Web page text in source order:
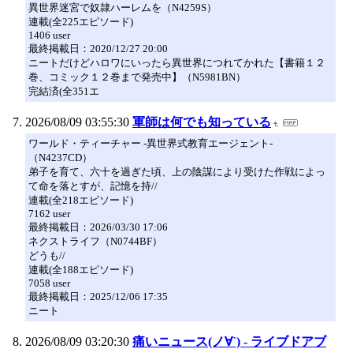
異世界迷宮で奴隷ハーレムを（N4259S）
連載(全225エピソード)
1406 user
最終掲載日：2020/12/27 20:00
ニートだけどハロワにいったら異世界につれてかれた【書籍１２
巻、コミック１２巻まで発売中】（N5981BN）
完結済(全351エ
2026/08/09 03:55:30 軍師は何でも知っている
ワールド・ティーチャー -異世界式教育エージェント-
（N4237CD）
弟子を育て、六十を過ぎた頃、上の陰謀により受けた作戦によっ
て命を落とすが、記憶を持//
連載(全218エピソード)
7162 user
最終掲載日：2026/03/30 17:06
ネクストライフ（N0744BF）
どうも//
連載(全188エピソード)
7058 user
最終掲載日：2025/12/06 17:35
ニート
2026/08/09 03:20:30 痛いニュース(ノ∀`) - ライブドアブ